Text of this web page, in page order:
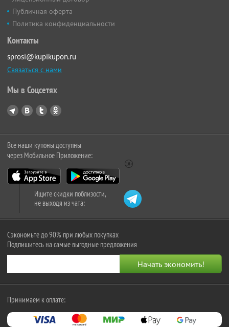
Публичная оферта
Политика конфиденциальности
Контакты
sprosi@kupikupon.ru
Связаться с нами
Мы в Соцсетях
Все наши купоны доступны
через Мобильное Приложение:
Ищите скидки поблизости,
не выходя из чата:
Сэкономьте до 90% при любых покупках
Подпишитесь на самые выгодные предложения
Принимаем к оплате: